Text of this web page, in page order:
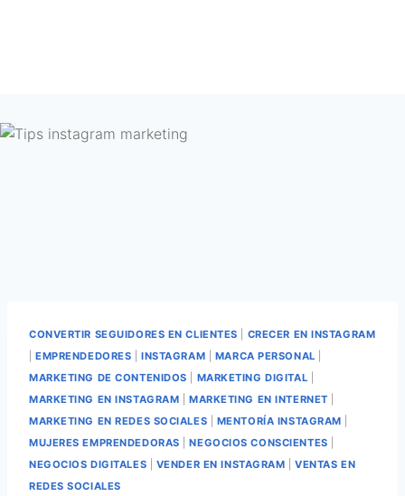
CONVERTIR SEGUIDORES EN CLIENTES
CRECER EN INSTAGRAM
|EMPRENDEDORES |INSTAGRAM MARCA PERSONAL
MARKETING DE CONTENIDOS
MARKETING DIGITAL
MARKETING EN INSTAGRAM |MARKETING EN INTERNET
MARKETING EN REDES SOCIALES
MENTORÍA INSTAGRAM
MUJERES EMPRENDEDORAS |NEGOCIOS CONSCIENTES
NEGOCIOS DIGITALES
VENDER EN INSTAGRAM |VENTAS EN
REDES SOCIALES